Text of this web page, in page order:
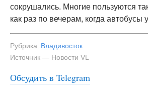
сокрушались. Многие пользуются
как раз по вечерам, когда автобусы
Рубрика: Владивосток
Источник — Новости VL
Обсудить в Telegram